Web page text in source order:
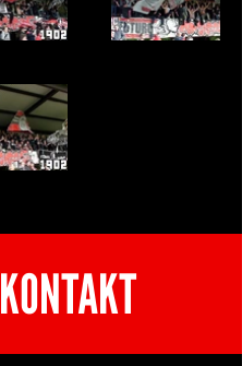
KONTAKT